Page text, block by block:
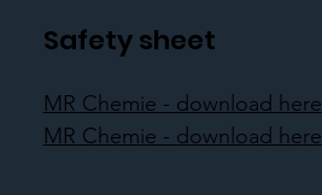
Safety sheet
MR Chemie - download here
MR Chemie - download here